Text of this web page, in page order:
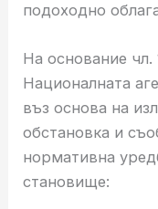
подоходно
На основание чл.
Националната
въз основа на
обстановка и
нормативна
становище: